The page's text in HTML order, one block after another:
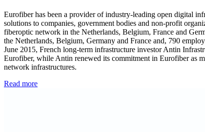
Eurofiber has been a provider of industry-leading open digital
solutions to companies, government bodies and non-profit
fiberoptic network in the Netherlands, Belgium, France and
the Netherlands, Belgium, Germany and France and, 790
June 2015, French long-term infrastructure investor Antin
Eurofiber, while Antin renewed its commitment in Eurofiber as
network infrastructures.
Read more